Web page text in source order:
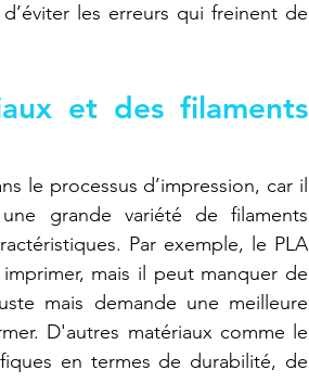
les erreurs qui freinent de
et des filaments
le processus d’impression, car il
grande variété de filaments
Par exemple, le PLA
mais il peut manquer de
mais demande une meilleure
D'autres matériaux comme le
en termes de durabilité, de